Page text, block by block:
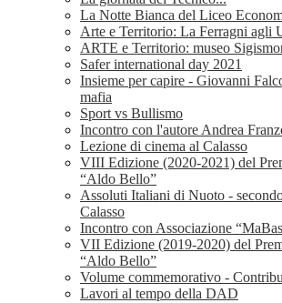
La Notte Bianca del Liceo
Arte e Territorio: La Ferragni agli
ARTE e Territorio: museo
Safer international day 2021
Insieme per capire - Giovanni
mafia
Sport vs Bullismo
Incontro con l'autore Andrea
Lezione di cinema al Calasso
VIII Edizione (2020-2021) del
“Aldo Bello”
Assoluti Italiani di Nuoto -
Calasso
Incontro con Associazione
VII Edizione (2019-2020) del
“Aldo Bello”
Volume commemorativo -
Lavori al tempo della DAD